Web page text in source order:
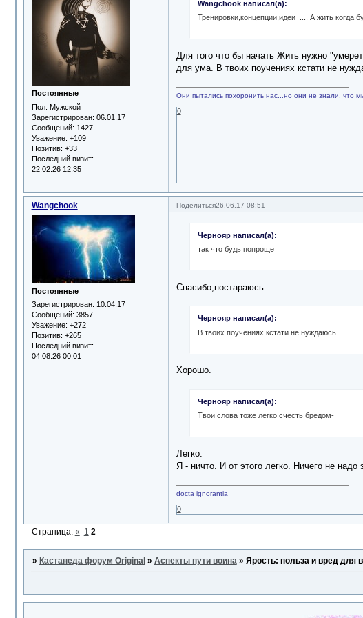
Постоянные
Пол: Мужской
Зарегистрирован: 06.01.17
Сообщений: 1427
Уважение: +109
Позитив: +33
Последний визит:
22.02.26 12:35
Wangchook написал(а):
Тренировки,концепции,идеи .... А жить когда
Для того что бы начать Жить нужно
для ума. В твоих поучениях кстати не
Они пытались похоронить нас...но они не знали, что
0
Поделиться26.06.17 08:51
Wangchook
Постоянные
Зарегистрирован: 10.04.17
Сообщений: 3857
Уважение: +272
Позитив: +265
Последний визит:
04.08.26 00:01
Чернояр написал(а):
так что будь попроще
Спасибо,постараюсь.
Чернояр написал(а):
В твоих поучениях кстати не нуждаюсь....
Хорошо.
Чернояр написал(а):
Твои слова тоже легко счесть бредом-
Легко.
Я - ничто. И от этого легко. Ничего не
docta ignorantia
0
Страница: « 1 2
» Кастанеда форум Original » Аспекты пути воина » Ярость: польза и вред для